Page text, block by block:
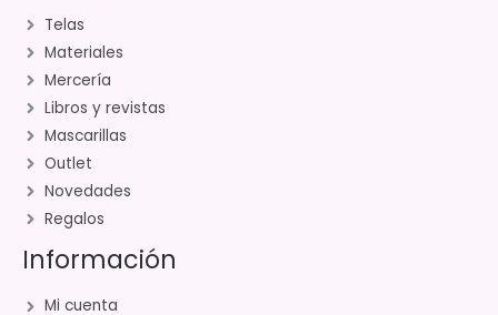
Telas
Materiales
Mercería
Libros y revistas
Mascarillas
Outlet
Novedades
Regalos
Información
Mi cuenta